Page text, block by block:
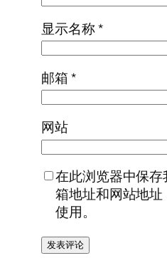
显示名称*
邮箱*
网站
在此浏览器中保
箱地址和网站地
使用。